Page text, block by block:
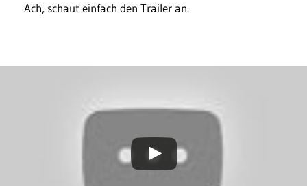
Ach, schaut einfach den Trailer an.